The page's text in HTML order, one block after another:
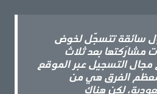
سائقة تتسجّل لخوض
مشارَكتها بعد ثلاث
التسجيل عبر الموقع
معظم الفرق هي من
لكن هناك